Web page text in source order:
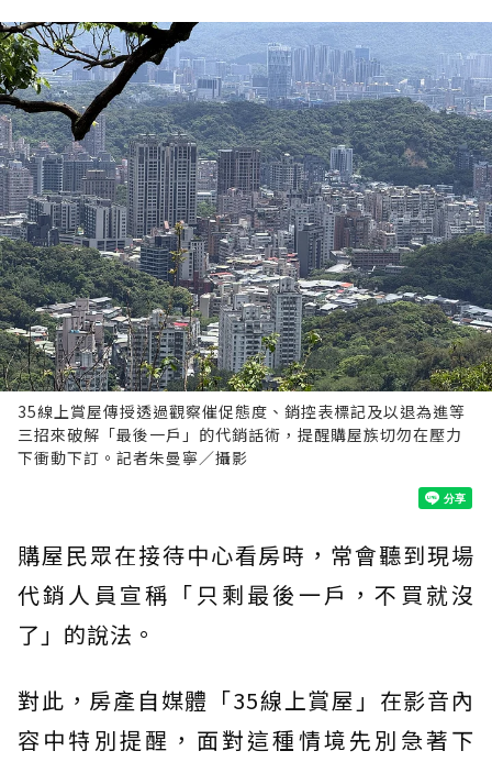
35線上賞屋傳授透過觀察催促態度、銷控表標記及以退為進等
三招來破解「最後一戶」的代銷話術，提醒購屋族切勿在壓力
下衝動下訂。記者朱曼寧／攝影
購屋民眾在接待中心看房時，常會聽到現場
代銷人員宣稱「只剩最後一戶，不買就沒
了」的說法。
對此，房產自媒體「35線上賞屋」在影音內
容中特別提醒，面對這種情境先別急著下